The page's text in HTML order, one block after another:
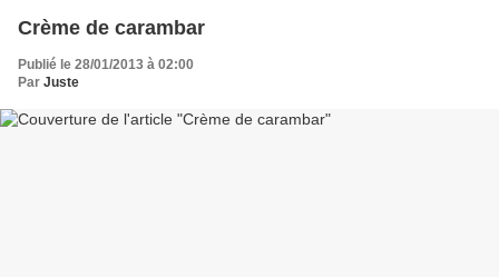
Crème de carambar
Publié le 28/01/2013 à 02:00
Par Juste